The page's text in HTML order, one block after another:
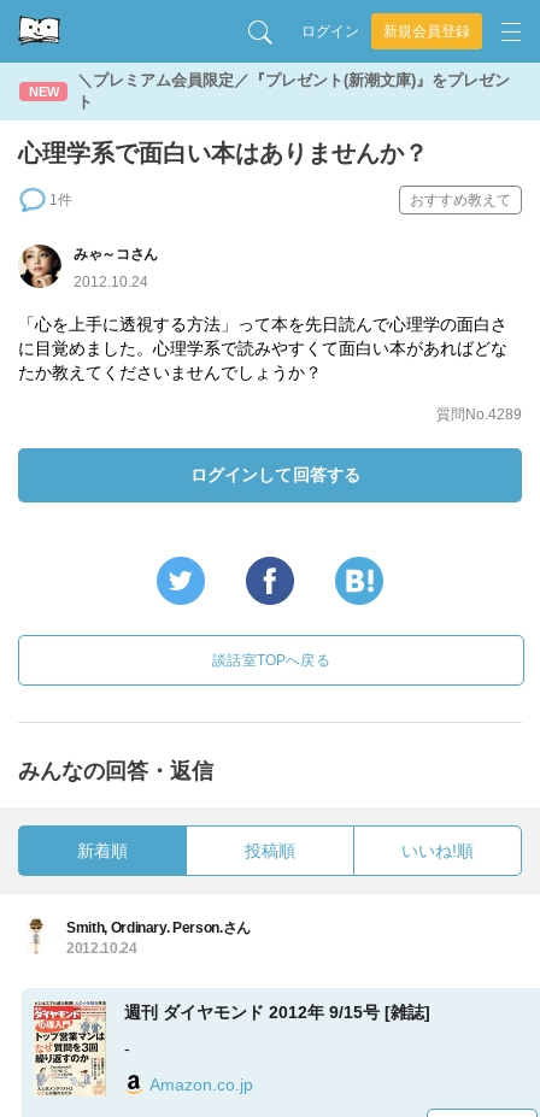
ログイン 新規会員登録
NEW
＼プレミアム会員限定／『プレゼント(新潮文庫)』をプレゼン
ト
心理学系で面白い本はありませんか？
1件 おすすめ教えて
みゃ～コさん
2012.10.24
「心を上手に透視する方法」って本を先日読んで心理学の面白さ
に目覚めました。心理学系で読みやすくて面白い本があればどな
たか教えてくださいませんでしょうか？
質問No.4289
ログインして回答する
談話室TOPへ戻る
みんなの回答・返信
新着順 投稿順 いいね!順
Smith, Ordinary. Person.さん
2012.10.24
週刊 ダイヤモンド 2012年 9/15号 [雑誌]
-
Amazon.co.jp